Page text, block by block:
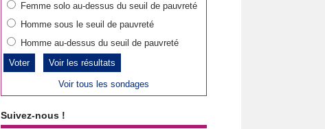
Femme solo au-dessus du seuil de pauvreté
Homme sous le seuil de pauvreté
Homme au-dessus du seuil de pauvreté
Voir les résultats
Voir tous les sondages
Suivez-nous !